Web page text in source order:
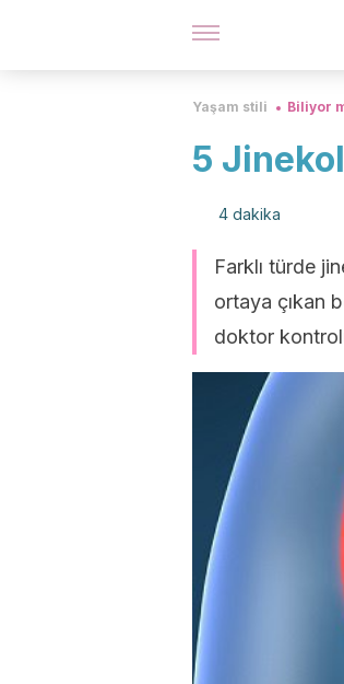
Yaşam stili Biliyor
5
4 dakika
Farklı türde
ortaya çıkan
doktor